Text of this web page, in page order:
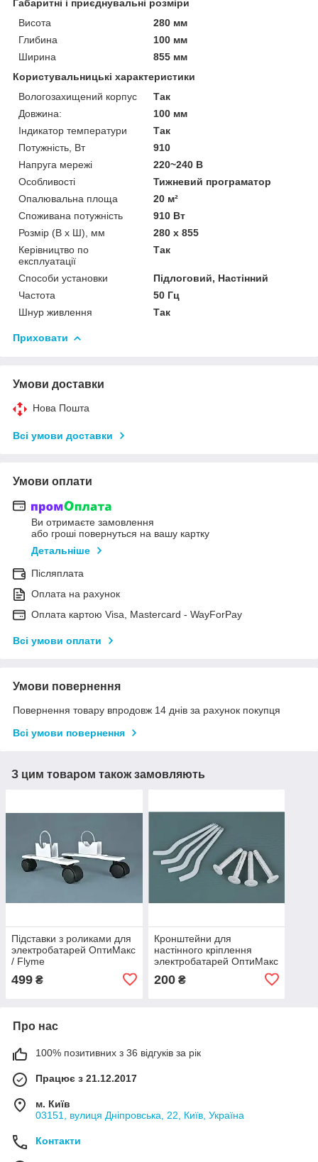
Габаритні і приєднувальні розміри
Висота
280 мм
Глибина
100 мм
Ширина
855 мм
Користувальницькі характеристики
Вологозахищений корпус
Так
Довжина:
100 мм
Індикатор температури
Так
Потужність, Вт
910
Напруга мережі
220~240 В
Особливості
Тижневий програматор
Опалювальна площа
20 м²
Споживана потужність
910 Вт
Розмір (В х Ш), мм
280 х 855
Керівництво по
експлуатації
Так
Способи установки
Підлоговий, Настінний
Частота
50 Гц
Шнур живлення
Так
Приховати
Умови доставки
Нова Пошта
Всі умови доставки
Умови оплати
Ви отримаєте замовлення
або гроші повернуться на вашу картку
Детальніше
Післяплата
Оплата на рахунок
Оплата картою Visa, Mastercard - WayForPay
Всі умови оплати
Умови повернення
Повернення товару впродовж 14 днів за рахунок покупця
Всі умови повернення
З цим товаром також замовляють
Підставки з роликами для
электробатарей ОптиМакс
/ Flyme
499 ₴
Кронштейни для
настінного кріплення
электробатарей ОптиМакс
200₴
Про нас
100% позитивних з 36 відгуків за рік
Працює з 21.12.2017
м. Київ
03151, вулиця Дніпровська, 22, Київ, Україна
Контакти